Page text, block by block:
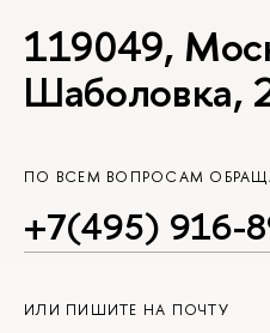
119049,
Шаболовка,
ПО ВСЕМ ВОПРОСАМ
+7(495) 916-
ИЛИ ПИШИТЕ НА ПОЧТУ